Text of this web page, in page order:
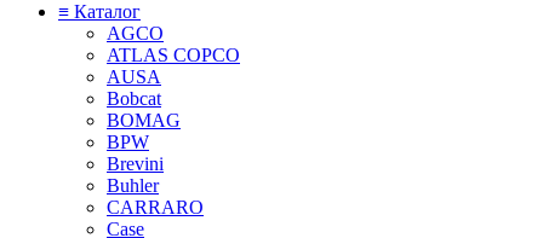
≡ Каталог
AGCO
ATLAS COPCO
AUSA
Bobcat
BOMAG
BPW
Brevini
Buhler
CARRARO
Case